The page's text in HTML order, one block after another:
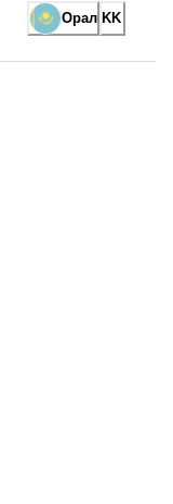
Орал KK